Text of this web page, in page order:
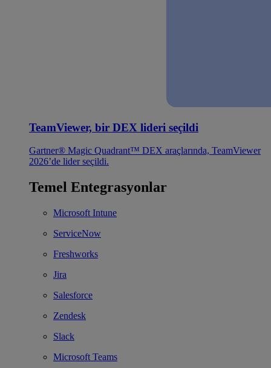
TeamViewer, bir DEX lideri seçildi
Gartner® Magic Quadrant™ DEX araçlarında, TeamViewer
2026’de lider seçildi.
Temel Entegrasyonlar
Microsoft Intune
ServiceNow
Freshworks
Jira
Salesforce
Zendesk
Slack
Microsoft Teams